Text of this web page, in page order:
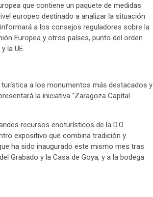
que contiene un paquete de medidas
europeo destinado a analizar la situación
a los consejos reguladores sobre la
Europea y otros países, punto del orden
la UE.
a los monumentos más destacados y
la iniciativa “Zaragoza Capital
recursos enoturísticos de la D.O.
expositivo que combina tradición y
ha sido inaugurado este mismo mes tras
Grabado y la Casa de Goya, y a la bodega